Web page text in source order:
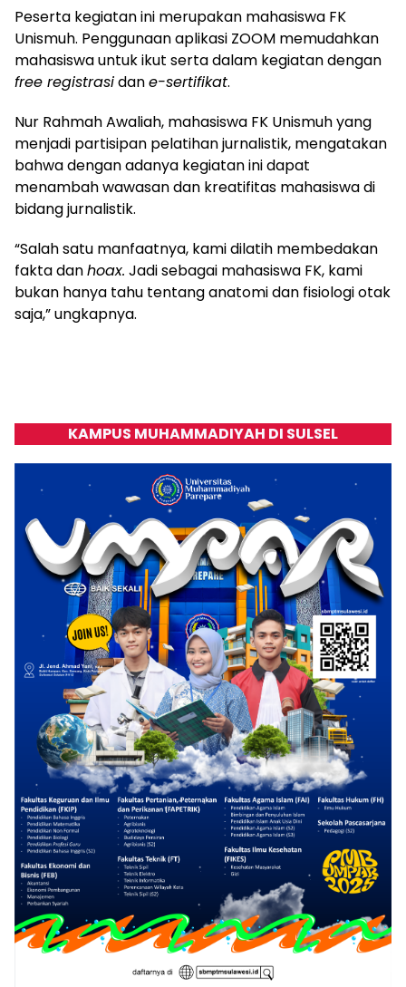
Peserta kegiatan ini merupakan mahasiswa FK
Unismuh. Penggunaan aplikasi ZOOM memudahkan
mahasiswa untuk ikut serta dalam kegiatan dengan
free registrasidane-sertifikat.
Nur Rahmah Awaliah, mahasiswa FK Unismuh yang
menjadi partisipan pelatihan jurnalistik, mengatakan
bahwa dengan adanya kegiatan ini dapat
menambah wawasan dan kreatifitas mahasiswa di
bidang jurnalistik.
“Salah satu manfaatnya, kami dilatih membedakan
fakta danhoax. Jadi sebagai mahasiswa FK, kami
bukan hanya tahu tentang anatomi dan fisiologi otak
saja,” ungkapnya.
KAMPUS MUHAMMADIYAH DI SULSEL